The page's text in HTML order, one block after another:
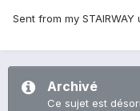
Sent from my
Archivé
Ce sujet est